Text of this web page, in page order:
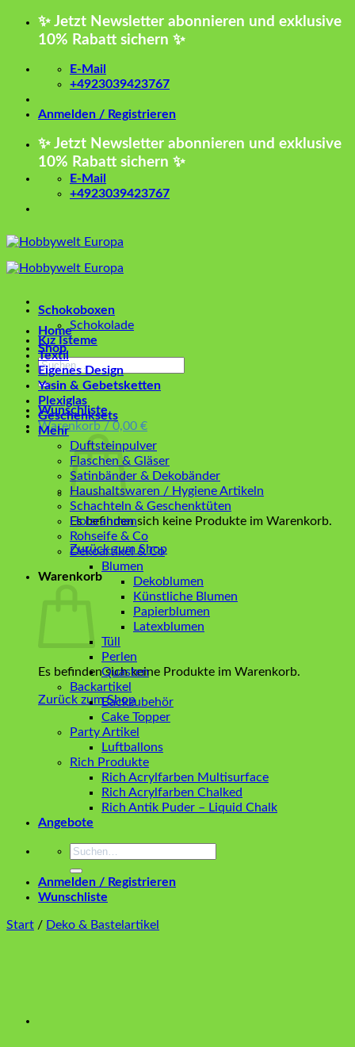
Zum
✨ Jetzt Newsletter abonnieren und exklusive
10% Rabatt sichern ✨
E-Mail
+4923039423767
Anmelden / Registrieren
✨ Jetzt Newsletter abonnieren und exklusive
10% Rabatt sichern ✨
E-Mail
+4923039423767
Home
Shop
Suchen
nach:
Wunschliste
Warenkorb / 0,00 €
Es befinden sich keine Produkte im Warenkorb.
Zurück zum Shop
Warenkorb
Es befinden sich keine Produkte im Warenkorb.
Zurück zum Shop
Schokoboxen
Schokolade
Kız İsteme
Textil
Eigenes Design
Yasin & Gebetsketten
Plexiglas
Geschenksets
Mehr
Duftsteinpulver
Flaschen & Gläser
Satinbänder & Dekobänder
Haushaltswaren / Hygiene Artikeln
Schachteln & Geschenktüten
Holzrahmen
Rohseife & Co
Dekoartikel & Co
Blumen
Dekoblumen
Künstliche Blumen
Papierblumen
Latexblumen
Tüll
Perlen
Quasten
Backartikel
Backzubehör
Cake Topper
Party Artikel
Luftballons
Rich Produkte
Rich Acrylfarben Multisurface
Rich Acrylfarben Chalked
Rich Antik Puder – Liquid Chalk
Angebote
Suchen
Anmelden / Registrieren
Wunschliste
Start / Deko & Bastelartikel